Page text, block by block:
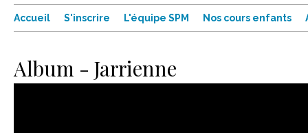
Accueil S'inscrire L'équipe SPM Nos cours enfants
Album - Jarrienne